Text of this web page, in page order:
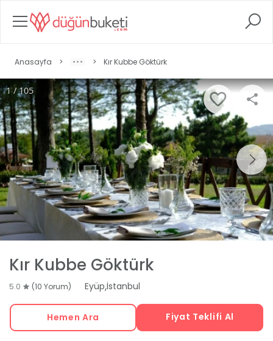
Anasayfa > > Kır Kubbe Göktürk
1 / 105
Kır Kubbe Göktürk
5.0 (10 Yorum) Eyüp,İstanbul
Hemen Ara Fiyat Teklifi Al